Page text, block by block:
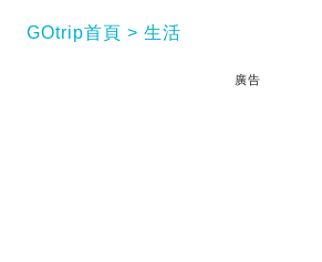
GOtrip首頁 生活
廣告